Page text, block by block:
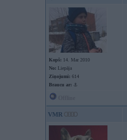
Kopš: 14. Mar 2010
No: Liepāja
Ziņojumi: 614
Braucu ar: ⚓
VMR